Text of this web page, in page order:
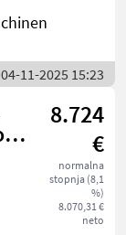
04-11-2025 15:23
8.724
€
normalna
stopnja (8,1
%)
8.070,31 €
neto